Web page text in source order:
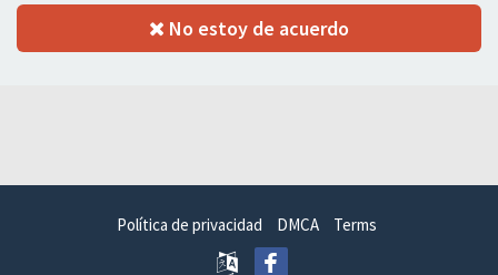
No estoy de acuerdo
Política de privacidad DMCA Terms